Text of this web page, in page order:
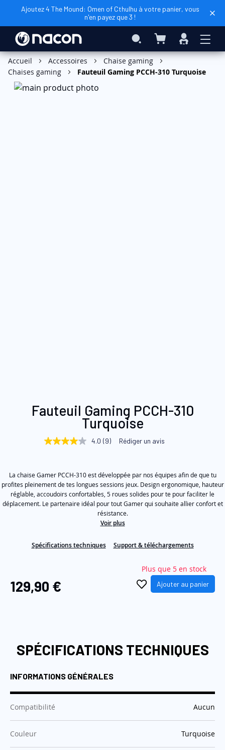
Ajoutez 4 The Mound: Omen of Cthulhu à votre panier, vous
n'en payez que 3 !
RechercherMon panierConnexion
Ajouter au panier
Accueil Accessoires
Chaise gaming
Chaises gaming
Fauteuil Gaming PCCH-310 Turquoise
Skip
beginning
images
gallery
Fauteuil Gaming PCCH-310
Turquoise
4.0
valeur
de
la
note
moyenne.
Lien
sur
4.0 (9) Rédiger un avis
La chaise Gamer PCCH-310 est développée par nos équipes afin de que tu
profites pleinement de tes longues sessions jeux. Design ergonomique, hauteur
réglable, accoudoirs confortables, 5 roues solides pour te pour faciliter le
déplacement. Le partenaire idéal pour tout Gamer qui souhaite allier confort et
résistance.
Voir plus
Spécifications techniques Support & téléchargements
129,90 €
Plus que 5 en stock
Ajouter au panier
SPÉCIFICATIONS TECHNIQUES
INFORMATIONS GÉNÉRALES
Compatibilité :Aucun
Couleur :Turquoise